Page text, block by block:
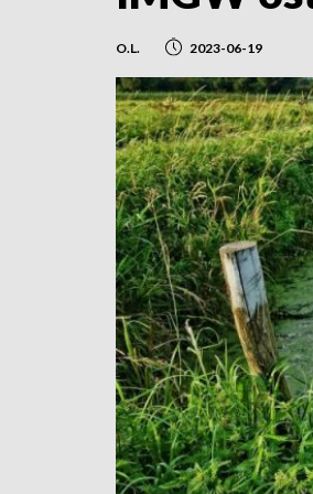
O.L. 2023-06-19